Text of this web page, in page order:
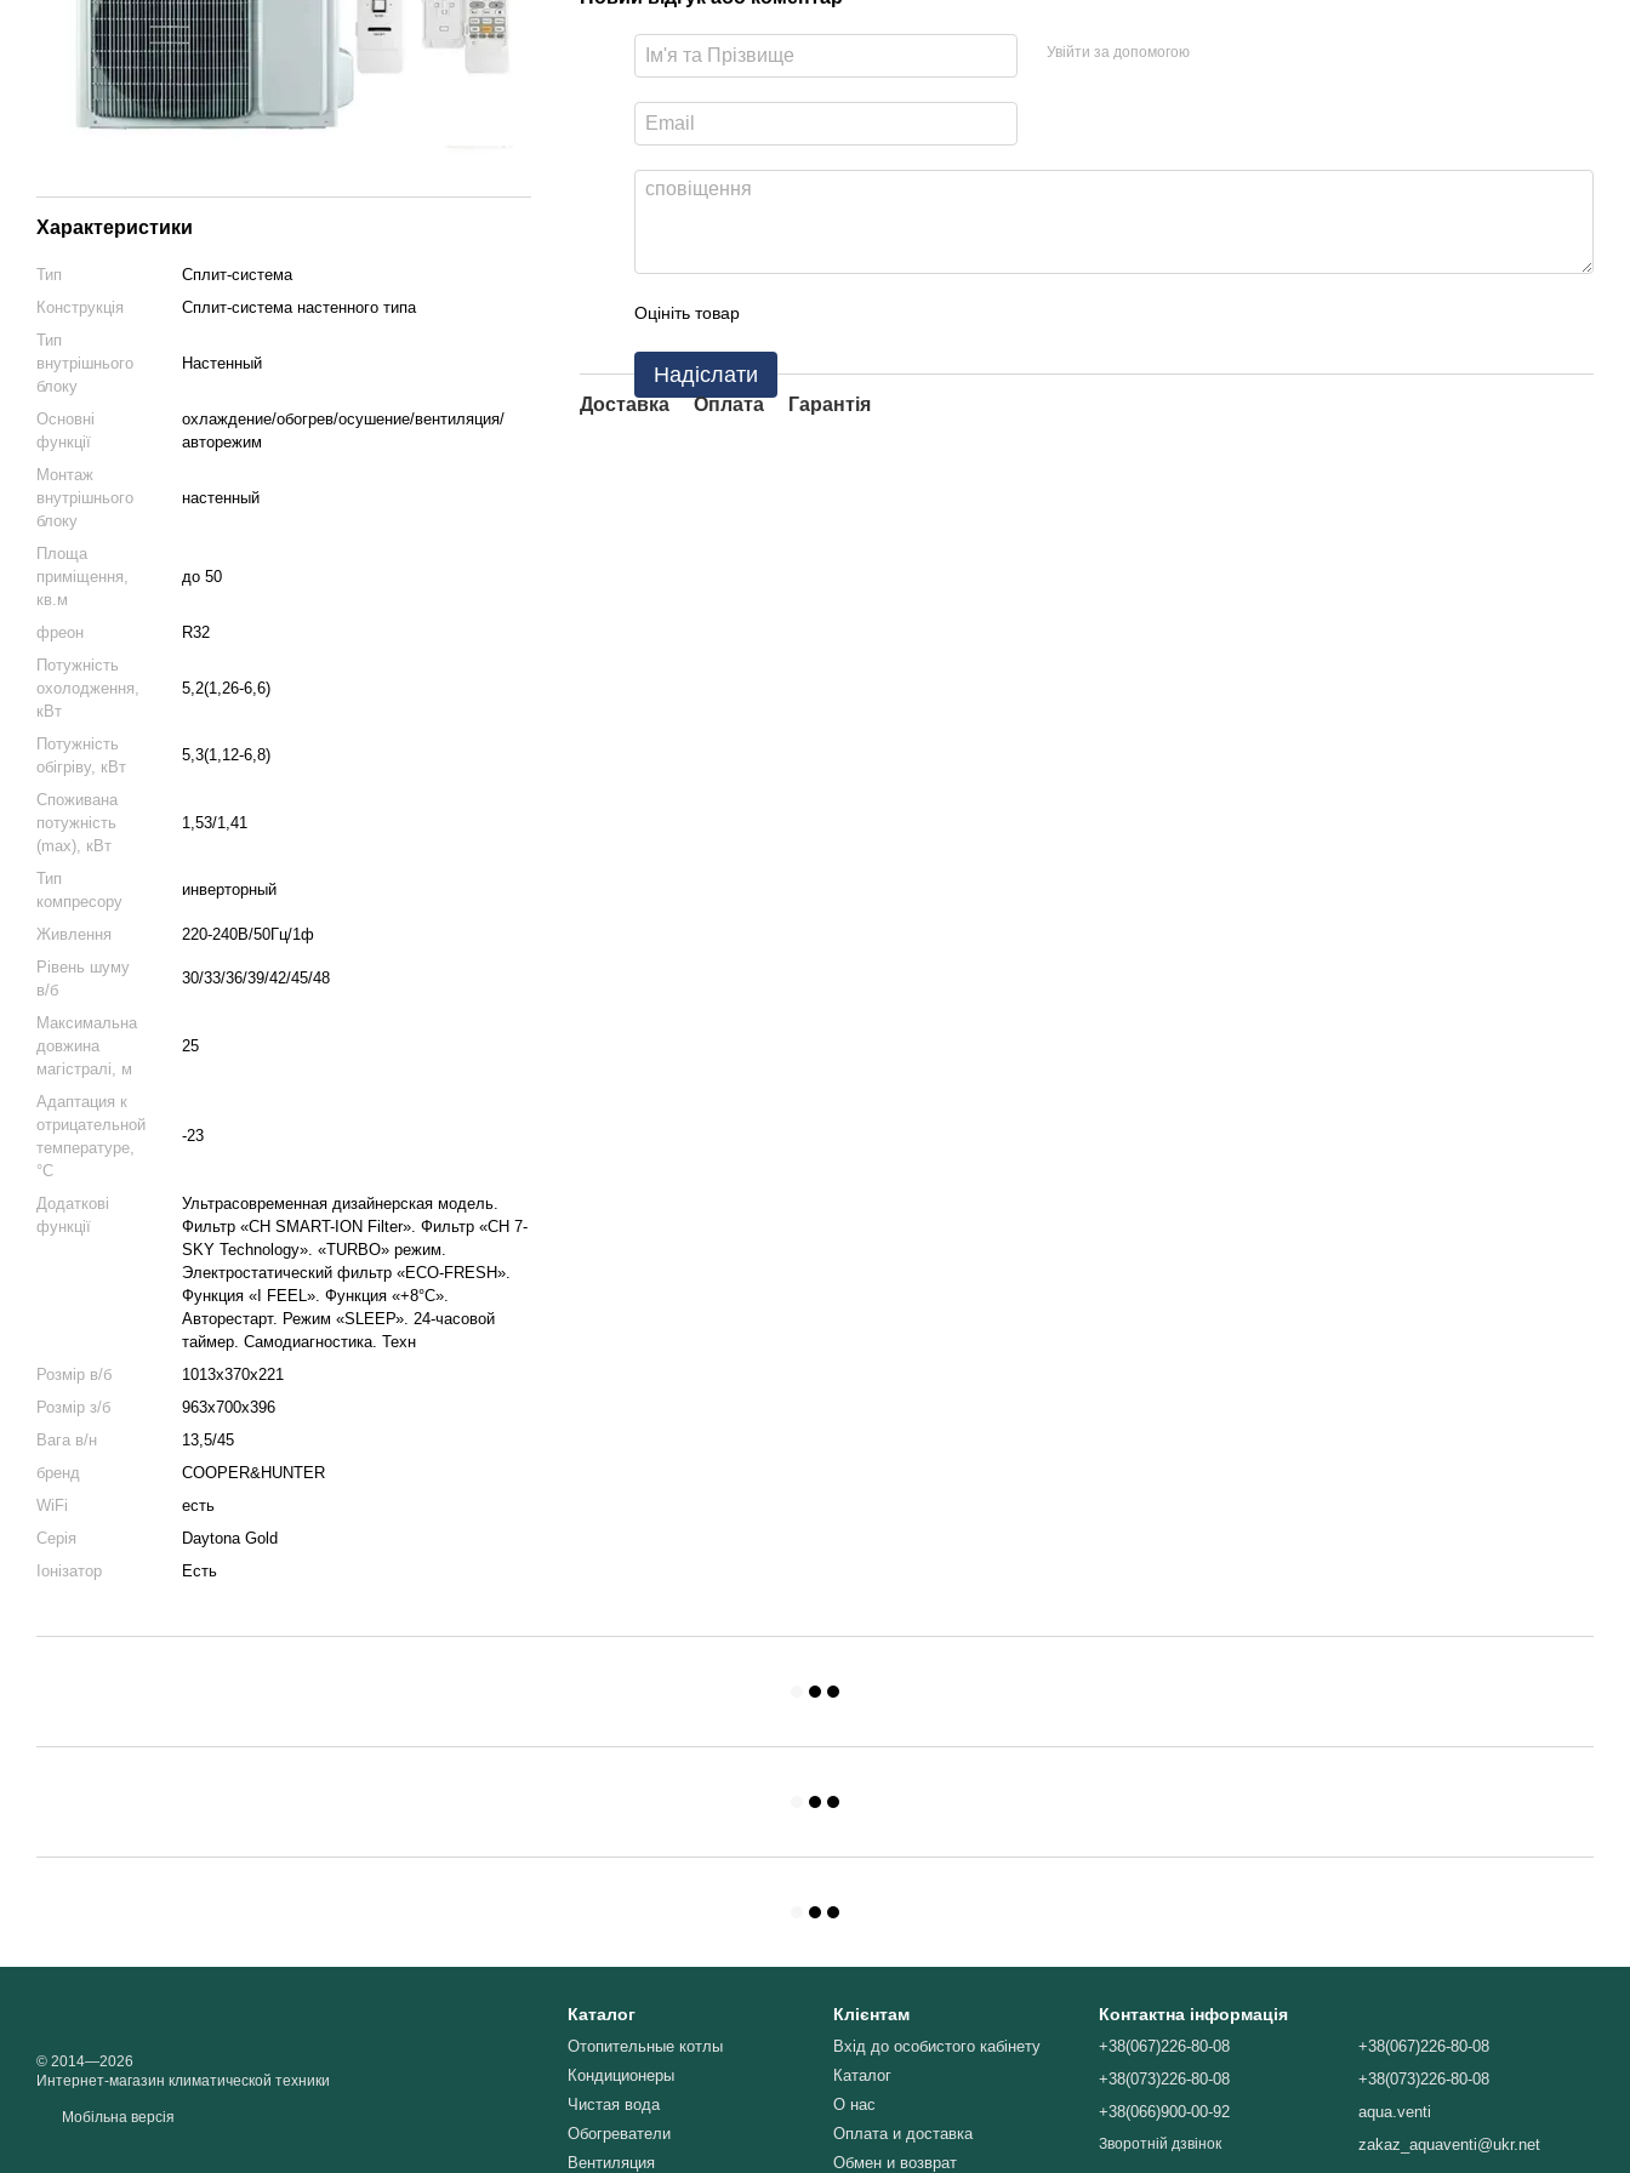
Характеристики
Тип
Сплит-система
Конструкція
Cплит-система настенного типа
Тип
внутрішнього
блоку
Настенный
Основні
функції
охлаждение/обогрев/осушение/вентиляция/
авторежим
Монтаж
внутрішнього
блоку
настенный
Площа
приміщення,
кв.м
до 50
фреон
R32
Потужність
охолодження,
кВт
5,2(1,26-6,6)
Потужність
обігріву, кВт
5,3(1,12-6,8)
Споживана
потужність
(max), кВт
1,53/1,41
Тип
компресору
инверторный
Живлення
220-240В/50Гц/1ф
Рівень шуму
в/б
30/33/36/39/42/45/48
Максимальна
довжина
магістралі, м
25
Адаптация к
отрицательной
температуре,
°C
-23
Додаткові
функції
Ультрасовременная дизайнерская модель.
Фильтр «CH SMART-ION Filter». Фильтр «CH 7-
SKY Technology». «TURBO» режим.
Электростатический фильтр «ЕСО-FRESH».
Функция «I FEEL». Функция «+8°С».
Авторестарт. Режим «SLЕЕР». 24-часовой
таймер. Самодиагностика. Техн
Розмір в/б
1013x370x221
Розмір з/б
963x700x396
Вага в/н
13,5/45
бренд
COOPER&HUNTER
WiFi
есть
Серія
Daytona Gold
Іонізатор
Есть
Увійти за допомогою
Оцініть товар
Надіслати
Доставка Оплата Гарантія
© 2014—2026
Интернет-магазин климатической техники
Мобільна версія
Каталог
Отопительные котлы
Кондиционеры
Чистая вода
Обогреватели
Вентиляция
Клієнтам
Вхід до особистого кабінету
Каталог
О нас
Оплата и доставка
Обмен и возврат
Контактна інформація
+38(067)226-80-08
+38(073)226-80-08
+38(066)900-00-92
Зворотній дзвінок
+38(067)226-80-08
+38(073)226-80-08
aqua.venti
zakaz_aquaventi@ukr.net